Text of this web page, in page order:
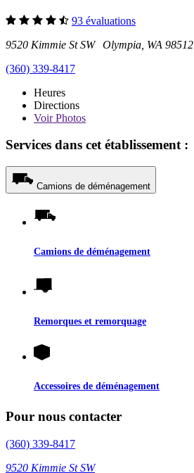
93 évaluations
9520 Kimmie St SW Olympia, WA 98512
(360) 339-8417
Heures
Directions
VoirPhotos
Services dans cet établissement :
Camions de déménagement
Camions de déménagement
Remorques et remorquage
Accessoires de déménagement
Pour nous contacter
(360) 339-8417
9520 Kimmie St SW